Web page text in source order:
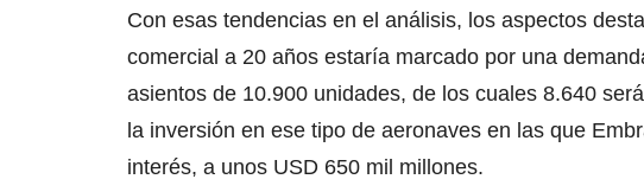
Con esas tendencias en el análisis, los aspectos
comercial a 20 años estaría marcado por una
asientos de 10.900 unidades, de los cuales 8.640
la inversión en ese tipo de aeronaves en las que
interés, a unos USD 650 mil millones.